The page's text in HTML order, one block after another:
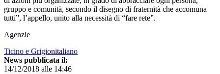
gruppo e comunità, secondo il disegno di fraternità che accomuna
tutti”, l’appello, unito alla necessità di “fare rete”.
Agenzie
Ticino e Grigionitaliano
News pubblicata il:
14/12/2018 alle 14:46